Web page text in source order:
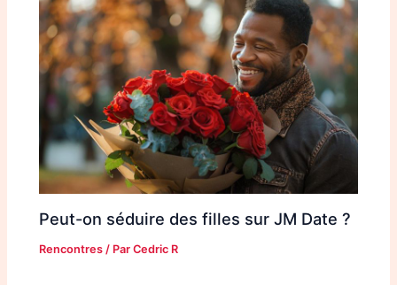
Peut-on séduire des filles sur JM Date ?
Rencontres / ParCedric R